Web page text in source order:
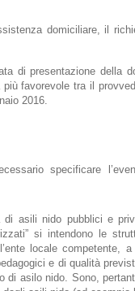
domiciliare, il
di presentazione della
favorevole tra il
2016.
specificare
asili nido pubblici e
si intendono le
locale
e di qualità
di asilo nido. Sono,